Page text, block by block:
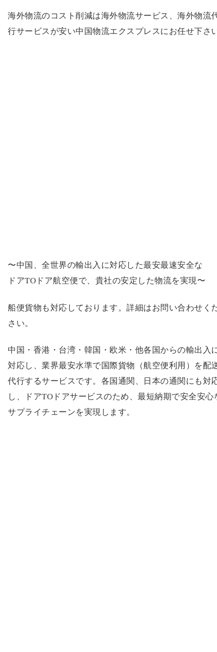
海外物流のコスト削減は海外物流サービス、海外物流
行サービスが安い中国物流エクスプレスにお任せ下さ
〜中国、全世界の輸出入に対応した最安最速安全な
ドアTOドア航空便で、貴社の安定した物流を実現〜
船便貨物も対応しております。詳細はお問い合わせく
さい。
中国・香港・台湾・韓国・欧米・他各国からの輸出入
対応し、業界最安水準で国際貨物（航空便利用）を配
代行するサービスです。各国通関、日本の通関にも対
し、ドアTOドアサービスのため、最短納期で安全安心
サプライチェーンを実現します。